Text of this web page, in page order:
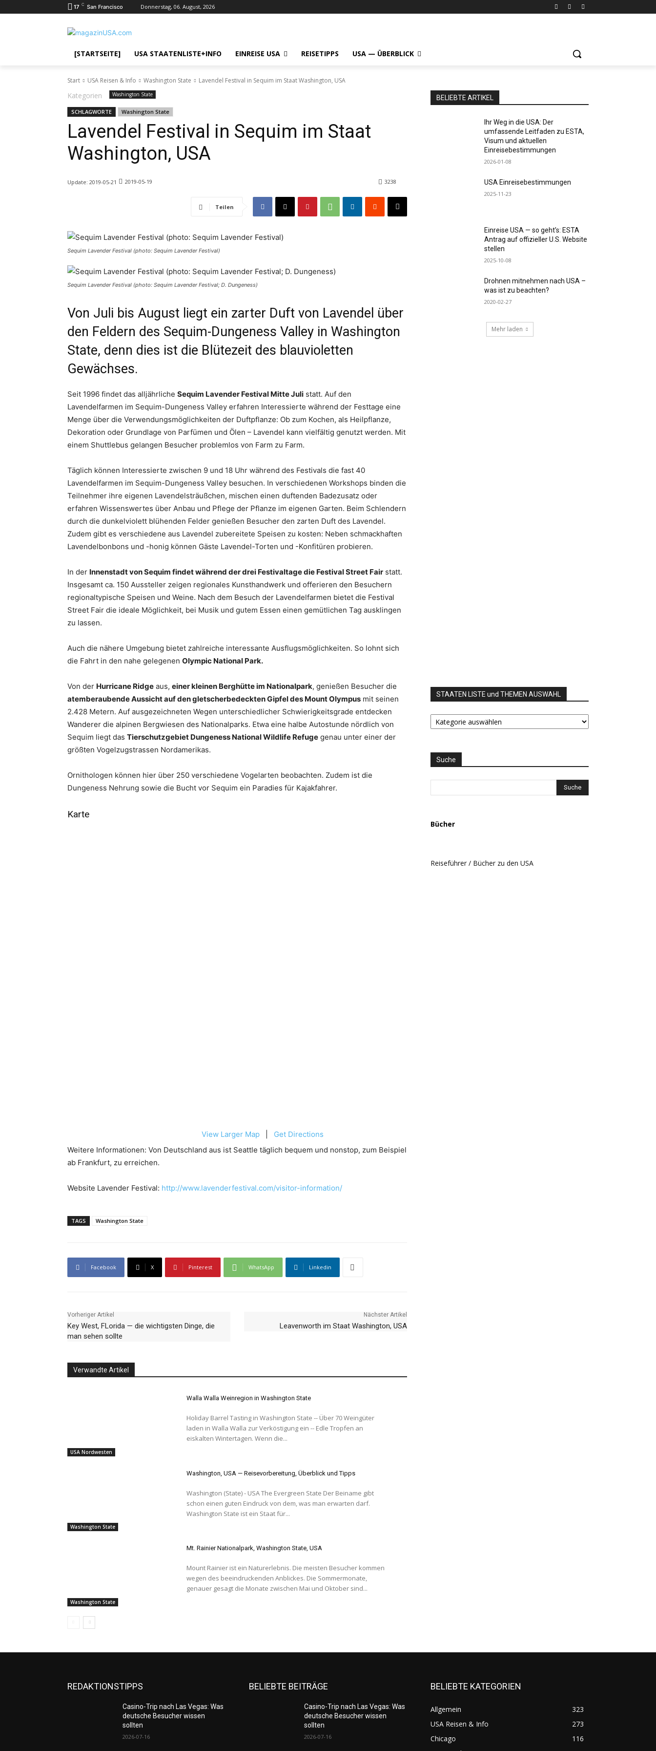
17 C San Francisco Donnerstag, 06. August, 2026
[STARTSEITE] USA STAATENLISTE+INFO EINREISE USA REISETIPPS USA — ÜBERBLICK
Start USA Reisen & Info Washington State Lavendel Festival in Sequim im Staat Washington, USA
Kategorien Washington State
SCHLAGWORTE Washington State
Lavendel Festival in Sequim im Staat
Washington, USA
Update: 2019-05-21 2019-05-19 3238
Teilen
Sequim Lavender Festival (photo: Sequim Lavender Festival)
Sequim Lavender Festival (photo: Sequim Lavender Festival; D. Dungeness)
Von Juli bis August liegt ein zarter Duft von Lavendel über
den Feldern des Sequim-Dungeness Valley in Washington
State, denn dies ist die Blütezeit des blauvioletten
Gewächses.
Seit 1996 findet das alljährliche Sequim Lavender Festival Mitte Juli statt. Auf den
Lavendelfarmen im Sequim-Dungeness Valley erfahren Interessierte während der Festtage eine
Menge über die Verwendungsmöglichkeiten der Duftpflanze: Ob zum Kochen, als Heilpflanze,
Dekoration oder Grundlage von Parfümen und Ölen – Lavendel kann vielfältig genutzt werden. Mit
einem Shuttlebus gelangen Besucher problemlos von Farm zu Farm.
Täglich können Interessierte zwischen 9 und 18 Uhr während des Festivals die fast 40
Lavendelfarmen im Sequim-Dungeness Valley besuchen. In verschiedenen Workshops binden die
Teilnehmer ihre eigenen Lavendelsträußchen, mischen einen duftenden Badezusatz oder
erfahren Wissenswertes über Anbau und Pflege der Pflanze im eigenen Garten. Beim Schlendern
durch die dunkelviolett blühenden Felder genießen Besucher den zarten Duft des Lavendel.
Zudem gibt es verschiedene aus Lavendel zubereitete Speisen zu kosten: Neben schmackhaften
Lavendelbonbons und -honig können Gäste Lavendel-Torten und -Konfitüren probieren.
In der Innenstadt von Sequim findet während der drei Festivaltage die Festival Street Fair statt.
Insgesamt ca. 150 Aussteller zeigen regionales Kunsthandwerk und offerieren den Besuchern
regionaltypische Speisen und Weine. Nach dem Besuch der Lavendelfarmen bietet die Festival
Street Fair die ideale Möglichkeit, bei Musik und gutem Essen einen gemütlichen Tag ausklingen
zu lassen.
Auch die nähere Umgebung bietet zahlreiche interessante Ausflugsmöglichkeiten. So lohnt sich
die Fahrt in den nahe gelegenen Olympic National Park.
Von der Hurricane Ridge aus, einer kleinen Berghütte im Nationalpark, genießen Besucher die
atemberaubende Aussicht auf den gletscherbedeckten Gipfel des Mount Olympus mit seinen
2.428 Metern. Auf ausgezeichneten Wegen unterschiedlicher Schwierigkeitsgrade entdecken
Wanderer die alpinen Bergwiesen des Nationalparks. Etwa eine halbe Autostunde nördlich von
Sequim liegt das Tierschutzgebiet Dungeness National Wildlife Refuge genau unter einer der
größten Vogelzugstrassen Nordamerikas.
Ornithologen können hier über 250 verschiedene Vogelarten beobachten. Zudem ist die
Dungeness Nehrung sowie die Bucht vor Sequim ein Paradies für Kajakfahrer.
Karte
View Larger Map
Get Directions
Weitere Informationen: Von Deutschland aus ist Seattle täglich bequem und nonstop, zum Beispiel
ab Frankfurt, zu erreichen.
Website Lavender Festival: http://www.lavenderfestival.com/visitor-information/
TAGS Washington State
Facebook X Pinterest WhatsApp Linkedin
Vorheriger Artikel
Key West, FLorida — die wichtigsten Dinge, die
man sehen sollte
Nächster Artikel
Leavenworth im Staat Washington, USA
Verwandte Artikel
USA Nordwesten
Walla Walla Weinregion in Washington State
Holiday Barrel Tasting in Washington State -- Über 70 Weingüter
laden in Walla Walla zur Verköstigung ein -- Edle Tropfen an
eiskalten Wintertagen. Wenn die...
Washington State
Washington, USA — Reisevorbereitung, Überblick und Tipps
Washington (State) - USA The Evergreen State Der Beiname gibt
schon einen guten Eindruck von dem, was man erwarten darf.
Washington State ist ein Staat für...
Washington State
Mt. Rainier Nationalpark, Washington State, USA
Mount Rainier ist ein Naturerlebnis. Die meisten Besucher kommen
wegen des beeindruckenden Anblickes. Die Sommermonate,
genauer gesagt die Monate zwischen Mai und Oktober sind...
BELIEBTE ARTIKEL
Ihr Weg in die USA: Der
umfassende Leitfaden zu ESTA,
Visum und aktuellen
Einreisebestimmungen
2026-01-08
USA Einreisebestimmungen
2025-11-23
Einreise USA — so geht’s: ESTA
Antrag auf offizieller U.S. Website
stellen
2025-10-08
Drohnen mitnehmen nach USA –
was ist zu beachten?
2020-02-27
Mehr laden
STAATEN LISTE und THEMEN AUSWAHL
STAATEN
LISTE
AUSWAHL
Suche
Bücher
Reiseführer / Bücher zu den USA
REDAKTIONSTIPPS
Casino-Trip nach Las Vegas: Was
deutsche Besucher wissen
sollten
2026-07-16
BELIEBTE BEITRÄGE
Casino-Trip nach Las Vegas: Was
deutsche Besucher wissen
sollten
2026-07-16
BELIEBTE KATEGORIEN
Allgemein
323
USA Reisen & Info
273
Chicago
116